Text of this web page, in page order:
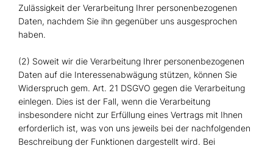
Zulässigkeit der Verarbeitung Ihrer personenbezogenen
Daten, nachdem Sie ihn gegenüber uns ausgesprochen
haben.
(2) Soweit wir die Verarbeitung Ihrer personenbezogenen
Daten auf die Interessenabwägung stützen, können Sie
Widerspruch gem. Art. 21 DSGVO gegen die Verarbeitung
einlegen. Dies ist der Fall, wenn die Verarbeitung
insbesondere nicht zur Erfüllung eines Vertrags mit Ihnen
erforderlich ist, was von uns jeweils bei der nachfolgenden
Beschreibung der Funktionen dargestellt wird. Bei